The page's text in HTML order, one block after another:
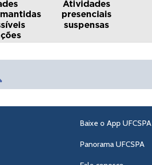
Baixe o App UFCSPA
Panorama UFCSPA